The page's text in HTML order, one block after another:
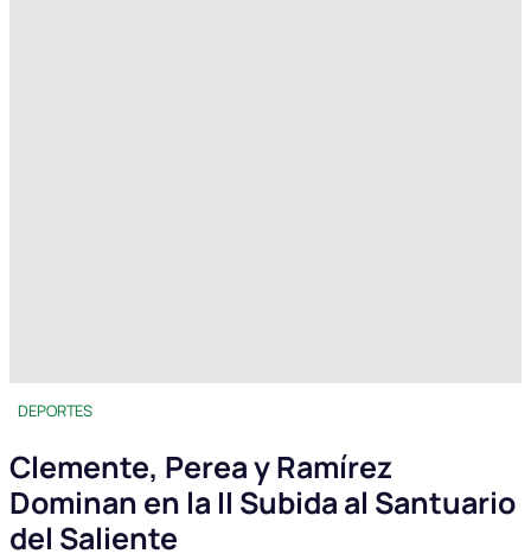
DEPORTES
Clemente, Perea y Ramírez
Dominan en la II Subida al Santuario
del Saliente